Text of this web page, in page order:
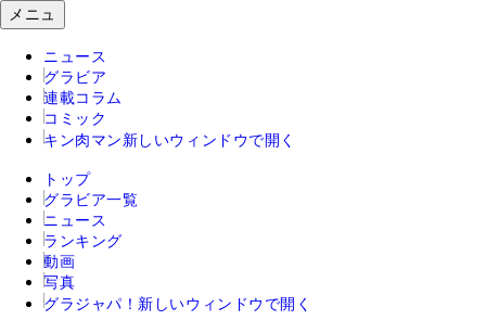
メニュ
ニュース
グラビア
連載コラム
コミック
キン肉マン 新しいウィンドウで開く
トップ
グラビア一覧
ニュース
ランキング
動画
写真
グラジャパ！ 新しいウィンドウで開く